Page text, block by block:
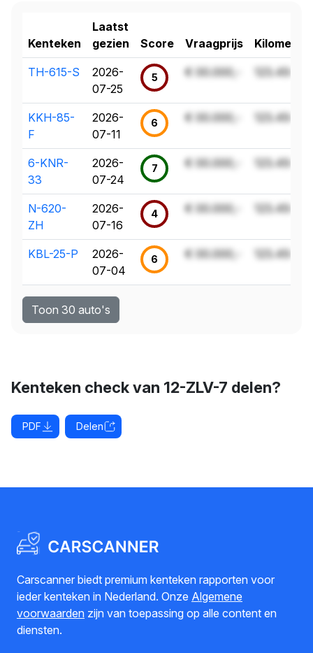
Kenteken
Laatst
gezien
Score Vraagprijs
TH-615-S
2026-
07-25
5 € 00.000,- 123.456 km
KKH-85-
F
2026-
07-11
6 € 00.000,- 123.456 km
6-KNR-
33
2026-
07-24
7 € 00.000,- 123.456 km
N-620-
ZH
2026-
07-16
4 € 00.000,- 123.456 km
KBL-25-P
2026-
07-04
6 € 00.000,- 123.456 km
Toon 30 auto's
Kenteken check van 12-ZLV-7 delen?
PDF Delen
Carscanner biedt premium kenteken rapporten voor
ieder kenteken in Nederland. Onze Algemene
voorwaarden zijn van toepassing op alle content en
diensten.